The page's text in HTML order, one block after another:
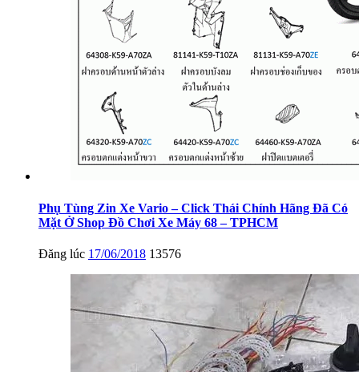
Phụ Tùng Zin Xe Vario – Click Thái Chính Hãng Đã Có
Mặt Ở Shop Đồ Chơi Xe Máy 68 – TPHCM
Đăng lúc 17/06/2018 13576